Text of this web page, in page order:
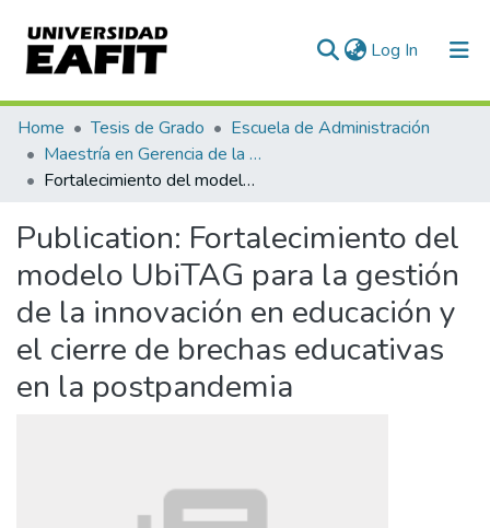
Log In (current)
Communities & Collections
All of DSpace
Home Tesis de Grado
Escuela de Administración
Maestría en Gerencia de la Innovación y el Conocimiento (tesis)
Fortalecimiento del modelo UbiTAG para la gestión de la innovación en educación y el cierre de brechas educativas en la postpandemia
Publication: Fortalecimiento del
modelo UbiTAG para la gestión
de la innovación en educación y
el cierre de brechas educativas
en la postpandemia